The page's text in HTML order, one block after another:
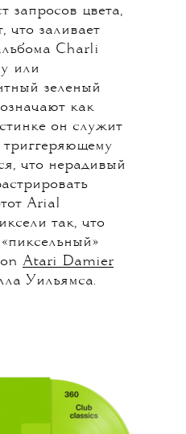
запросов цвета,
что заливает
Charli
или
зеленый
как
он служит
что нерадивый
Arial
так, что
Atari Damier
Уильямса.